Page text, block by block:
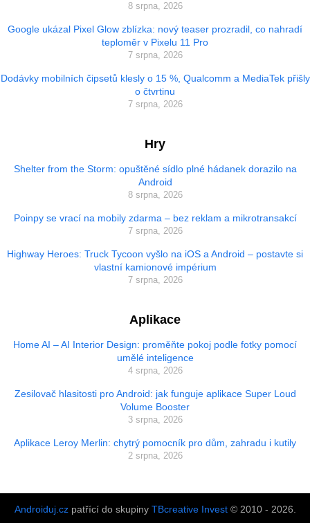
8 srpna, 2026
Google ukázal Pixel Glow zblízka: nový teaser prozradil, co nahradí
teploměr v Pixelu 11 Pro
7 srpna, 2026
Dodávky mobilních čipsetů klesly o 15 %, Qualcomm a MediaTek přišly
o čtvrtinu
7 srpna, 2026
Hry
Shelter from the Storm: opuštěné sídlo plné hádanek dorazilo na
Android
8 srpna, 2026
Poinpy se vrací na mobily zdarma – bez reklam a mikrotransakcí
7 srpna, 2026
Highway Heroes: Truck Tycoon vyšlo na iOS a Android – postavte si
vlastní kamionové impérium
7 srpna, 2026
Aplikace
Home AI – AI Interior Design: proměňte pokoj podle fotky pomocí
umělé inteligence
4 srpna, 2026
Zesilovač hlasitosti pro Android: jak funguje aplikace Super Loud
Volume Booster
3 srpna, 2026
Aplikace Leroy Merlin: chytrý pomocník pro dům, zahradu i kutily
2 srpna, 2026
Androiduj.czpatřící do skupiny TBcreative Invest© 2010 - 2026.